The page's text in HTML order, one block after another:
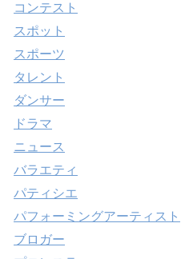
コンテスト
スポット
スポーツ
タレント
ダンサー
ドラマ
ニュース
バラエティ
パティシエ
パフォーミングアーティスト
ブロガー